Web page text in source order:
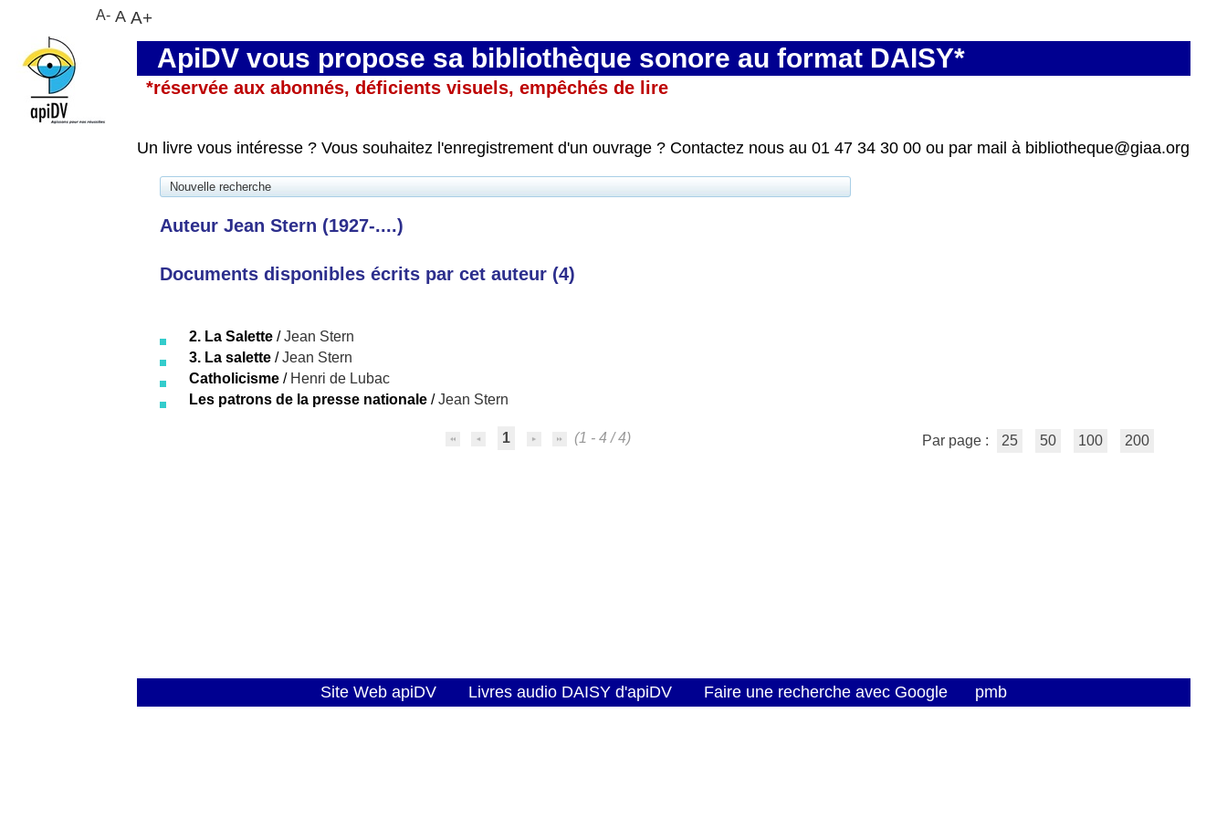
ApiDV vous propose sa bibliothèque sonore au format DAISY*
*réservée aux abonnés, déficients visuels, empêchés de lire
Un livre vous intéresse ? Vous souhaitez l'enregistrement d'un ouvrage ? Contactez nous au 01 47 34 30 00 ou par mail à bibliotheque@giaa.org
Nouvelle recherche
Auteur Jean Stern (1927-....)
Documents disponibles écrits par cet auteur (4)
2. La Salette /Jean Stern
3. La salette /Jean Stern
Catholicisme / Henri de Lubac
Les patrons de la presse nationale /Jean Stern
1 (1 - 4 / 4) Par page : 25 50 100 200
Site Web apiDV Livres audio DAISY d'apiDV Faire une recherche avec Google pmb
A- A A+